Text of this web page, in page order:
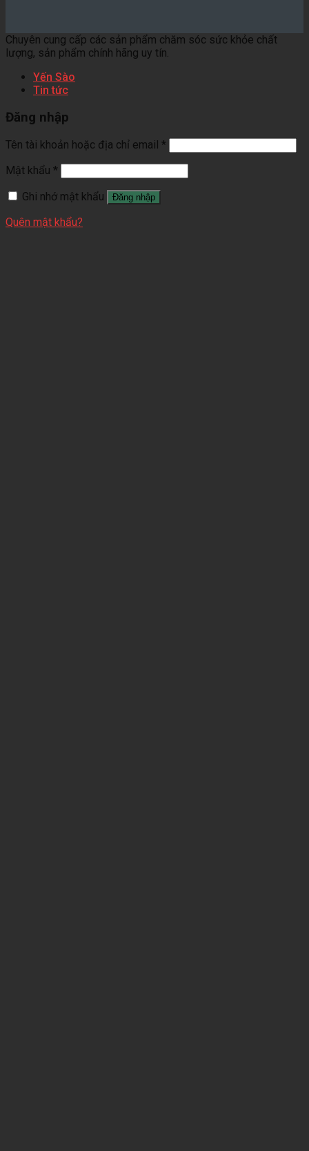
Chuyên cung cấp các sản phẩm chăm sóc sức khỏe chất
lượng, sản phẩm chính hãng uy tín.
Yến Sào
Tin tức
Đăng nhập
Tên tài khoản hoặc địa chỉ email *
Mật khẩu *
Ghi nhớ mật khẩu
Đăng nhập
Quên mật khẩu?